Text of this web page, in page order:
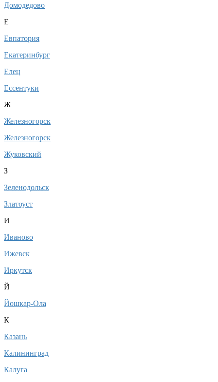
Домодедово
Е
Евпатория
Екатеринбург
Елец
Ессентуки
Ж
Железногорск
Железногорск
Жуковский
З
Зеленодольск
Златоуст
И
Иваново
Ижевск
Иркутск
Й
Йошкар-Ола
К
Казань
Калининград
Калуга